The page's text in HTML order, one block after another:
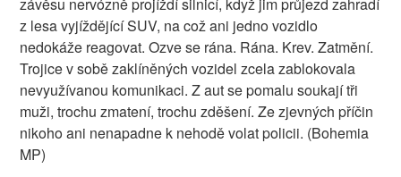
z lesa vyjíždějící SUV, na což ani jedno vozidlo
nedokáže reagovat. Ozve se rána. Rána. Krev. Zatmění.
Trojice v sobě zaklíněných vozidel zcela zablokovala
nevyužívanou komunikaci. Z aut se pomalu soukají tři
muži, trochu zmatení, trochu zděšení. Ze zjevných příčin
nikoho ani nenapadne k nehodě volat policii. (Bohemia
MP)